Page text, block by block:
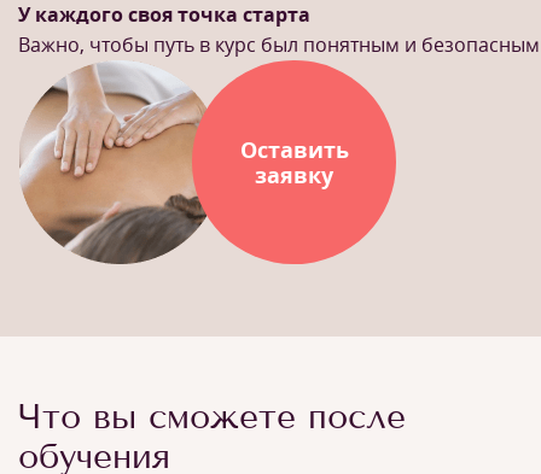
У каждого своя точка старта
Важно, чтобы путь в курс был понятным и безопасным
Оставить
заявку
Что вы сможете после
обучения